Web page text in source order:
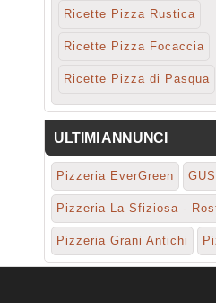
Ricette Pizza Rustica
Ricette Pizza Focaccia
Ricette Pizza di Pasqua
ULTIMI ANNUNCI
Pizzeria EverGreen
Pizzeria La Sfiziosa -
Pizzeria Grani Antichi